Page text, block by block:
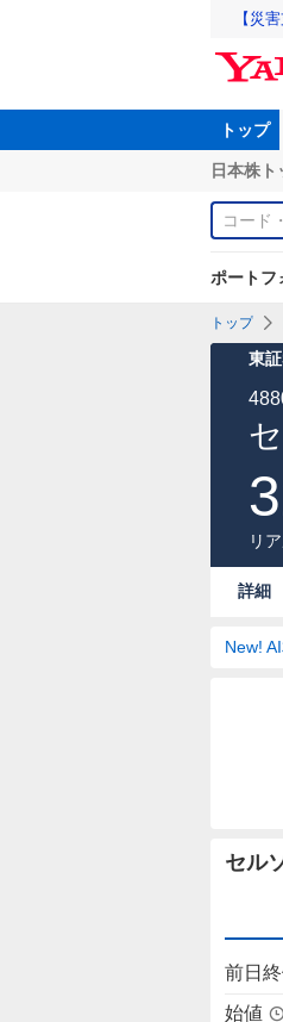
【災
トップ
日本株ト
ポートフ
トップ
東
リ
詳細
New!
セル
価
値
前日
始値